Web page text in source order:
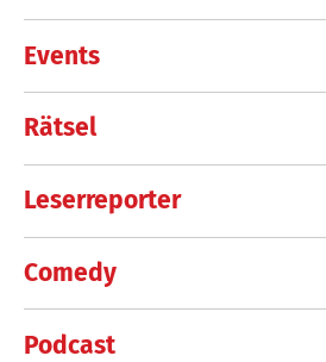
Events
Rätsel
Leserreporter
Comedy
Podcast